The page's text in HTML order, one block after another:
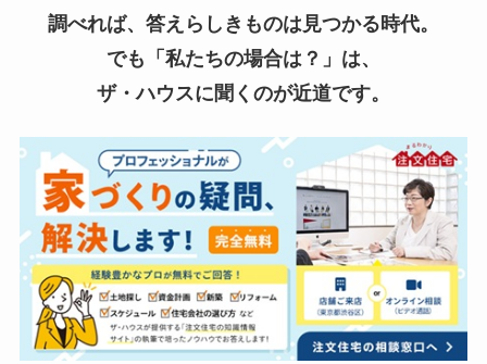
調べれば、答えらしきものは見つかる時代。
でも「私たちの場合は？」は、
ザ・ハウスに聞くのが近道です。